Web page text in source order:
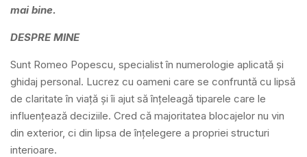
mai bine.
DESPRE MINE
Sunt Romeo Popescu, specialist în numerologie aplicată și
ghidaj personal. Lucrez cu oameni care se confruntă cu lipsă
de claritate în viață și îi ajut să înțeleagă tiparele care le
influențează deciziile. Cred că majoritatea blocajelor nu vin
din exterior, ci din lipsa de înțelegere a propriei structuri
interioare.